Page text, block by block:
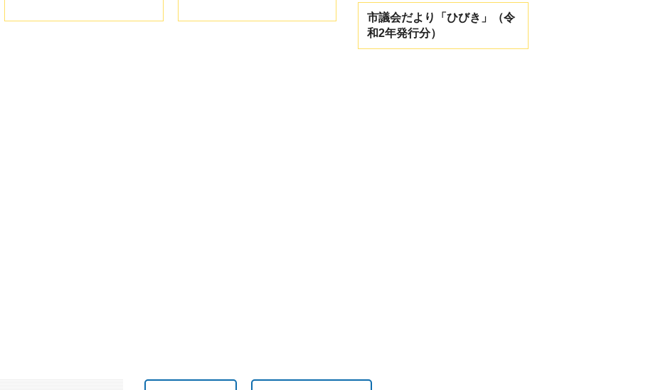
市議会だより「ひびき」（令
和2年発行分）